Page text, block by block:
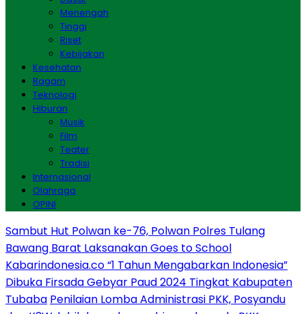
Menengah
Tinggi
Riset
Kebijakan
Kesehatan
Ragam
Teknologi
Hiburan
Musik
Film
Teater
Tradisi
Internasional
Olahraga
OPINI
Sambut Hut Polwan ke-76, Polwan Polres Tulang
Bawang Barat Laksanakan Goes to School
Kabarindonesia.co “1 Tahun Mengabarkan Indonesia”
Dibuka Firsada Gebyar Paud 2024 Tingkat Kabupaten
Tubaba Penilaian Lomba Administrasi PKK, Posyandu